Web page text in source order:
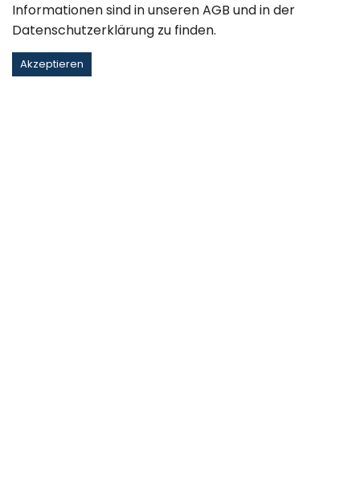
Informationen sind in unserenAGB und in der
Datenschutzerklärung zu finden.
Akzeptieren